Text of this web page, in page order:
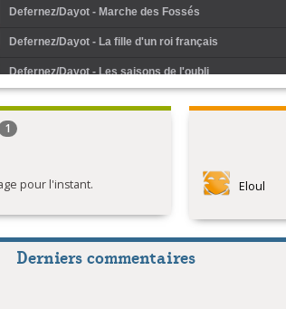
Defernez/Dayot - Marche des Fossés
Defernez/Dayot - La fille d'un roi français
Defernez/Dayot - Les saisons de l'oubli
1
pour l'instant. Eloul
Derniers commentaires